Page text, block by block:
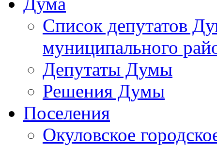
Список депутатов
муниципального
Депутаты Думы
Решения Думы
Поселения
Окуловское